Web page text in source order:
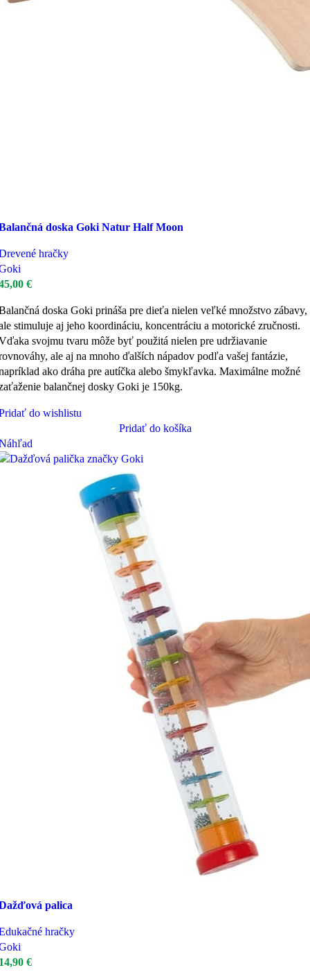
doska Goki Natur Half Moon
hračky
€
doska Goki prináša pre dieťa nielen veľké množstvo zábavy,
stimuluje aj jeho koordináciu, koncentráciu a motorické zručnosti.
svojmu tvaru môže byť použitá nielen pre udržiavanie
ale aj na mnoho ďalších nápadov podľa vašej fantázie,
ako dráha pre autíčka alebo šmykľavka. Maximálne možné
balančnej dosky Goki je 150kg.
do wishlistu
Pridať do košíka
palica
hračky
€